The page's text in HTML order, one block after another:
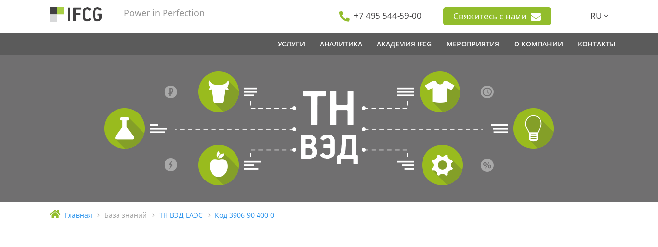
Power in Perfection +7 495 544-59-00 Свяжитесь с нами RU
УСЛУГИ АНАЛИТИКА АКАДЕМИЯ IFCG МЕРОПРИЯТИЯ О КОМПАНИИ КОНТАКТЫ
Главная База знаний ТН ВЭД ЕАЭС Код 3906 90 400 0